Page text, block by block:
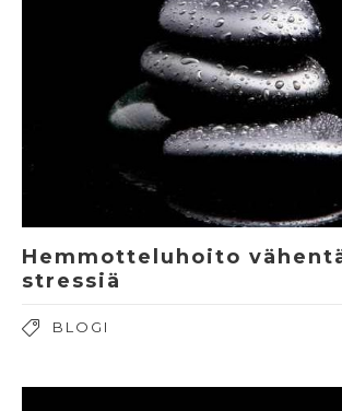
Hemmotteluhoito
stressiä
BLOGI